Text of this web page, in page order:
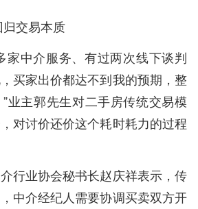
交易本质
家中介服务、有过两次线下谈判
买家出价都达不到我的预期，整
业主郭先生对二手房传统交易模
对讨价还价这个耗时耗力的过程
行业协会秘书长赵庆祥表示，传
中介经纪人需要协调买卖双方开